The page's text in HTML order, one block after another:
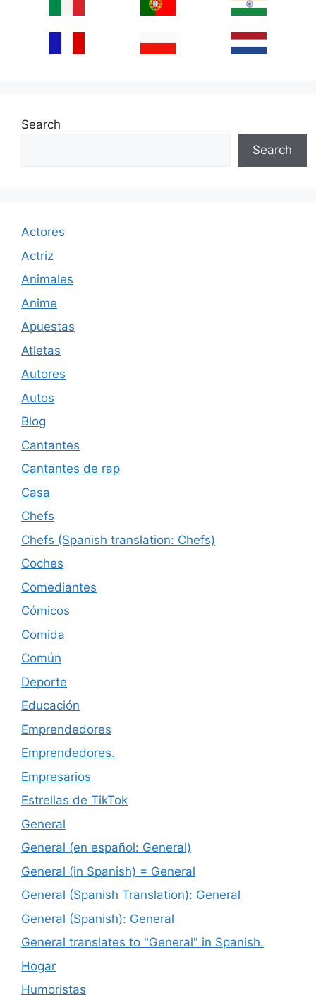
Search
Search
Actores
Actriz
Animales
Anime
Apuestas
Atletas
Autores
Autos
Blog
Cantantes
Cantantes de rap
Casa
Chefs
Chefs (Spanish translation: Chefs)
Coches
Comediantes
Cómicos
Comida
Común
Deporte
Educación
Emprendedores
Emprendedores.
Empresarios
Estrellas de TikTok
General
General (en español: General)
General (in Spanish) = General
General (Spanish Translation): General
General (Spanish): General
General translates to "General" in Spanish.
Hogar
Humoristas